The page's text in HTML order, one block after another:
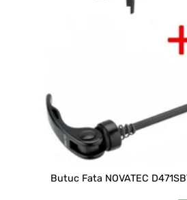
Butuc Fata NOVATEC